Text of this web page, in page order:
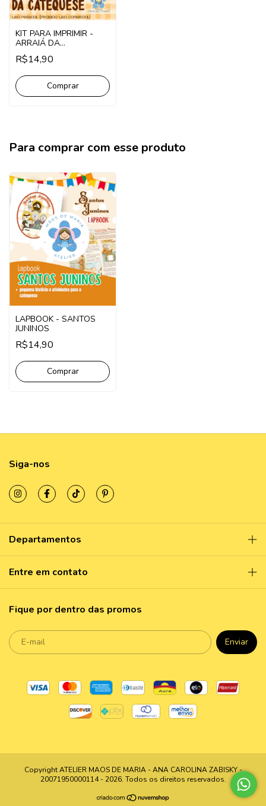
KIT PARA IMPRIMIR -
ARRAIÁ DA
CATEQUESE
R$14,90
Para comprar com esse produto
LAPBOOK - SANTOS
JUNINOS
R$14,90
Comprar
Siga-nos
Departamentos
Entre em contato
Fique por dentro das promos
Copyright ATELIER MAOS DE MARIA - ANA CAROLINA ZABISKY -
20071950000114 - 2026. Todos os direitos reservados.